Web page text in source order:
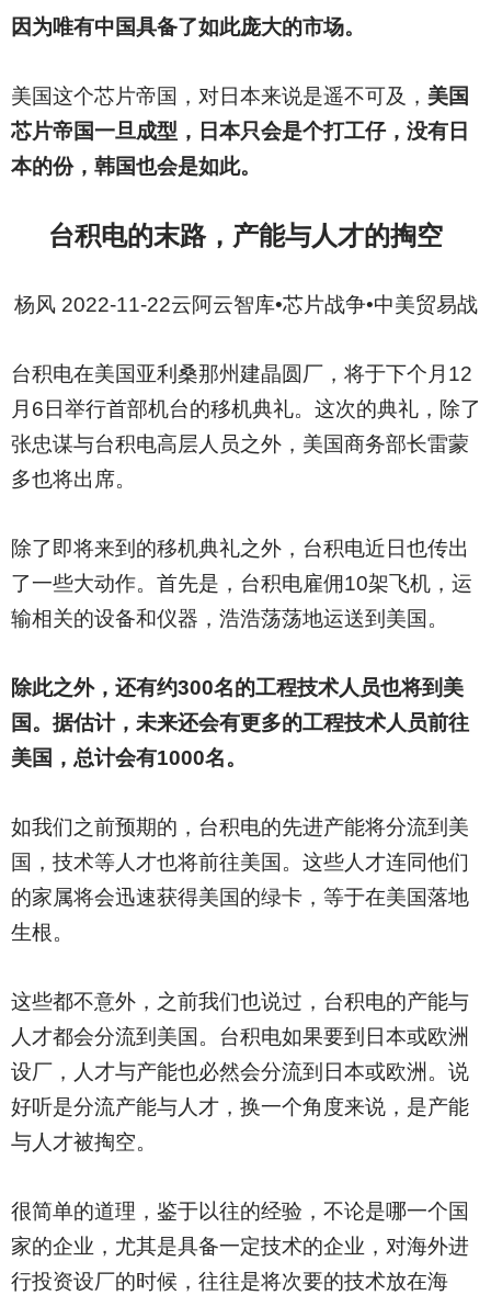
因为唯有中国具备了如此庞大的市场。
美国这个芯片帝国，对日本来说是遥不可及， 美国
芯片帝国一旦成型，日本只会是个打工仔，没有日
本的份，韩国也会是如此。
台积电的末路，产能与人才的掏空
杨风 2022-11-22云阿云智库•芯片战争•中美贸易战
台积电在美国亚利桑那州建晶圆厂，将于下个月12
月6日举行首部机台的移机典礼。这次的典礼，除了
张忠谋与台积电高层人员之外，美国商务部长雷蒙
多也将出席。
除了即将来到的移机典礼之外，台积电近日也传出
了一些大动作。首先是，台积电雇佣10架飞机，运
输相关的设备和仪器，浩浩荡荡地运送到美国。
除此之外，还有约300名的工程技术人员也将到美
国。据估计，未来还会有更多的工程技术人员前往
美国，总计会有1000名。
如我们之前预期的，台积电的先进产能将分流到美
国，技术等人才也将前往美国。这些人才连同他们
的家属将会迅速获得美国的绿卡，等于在美国落地
生根。
这些都不意外，之前我们也说过，台积电的产能与
人才都会分流到美国。台积电如果要到日本或欧洲
设厂，人才与产能也必然会分流到日本或欧洲。说
好听是分流产能与人才，换一个角度来说，是产能
与人才被掏空。
很简单的道理，鉴于以往的经验，不论是哪一个国
家的企业，尤其是具备一定技术的企业，对海外进
行投资设厂的时候，往往是将次要的技术放在海